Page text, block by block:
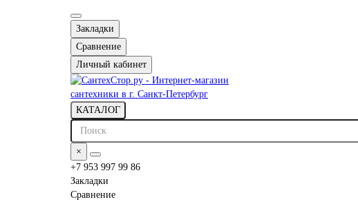
Закладки
Сравнение
Личный кабинет
КАТАЛОГ
×
+7 953 997 99 86
Закладки
Сравнение